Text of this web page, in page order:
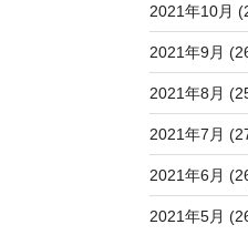
2021年10月
2021年9月
2021年8月
2021年7月
2021年6月
2021年5月